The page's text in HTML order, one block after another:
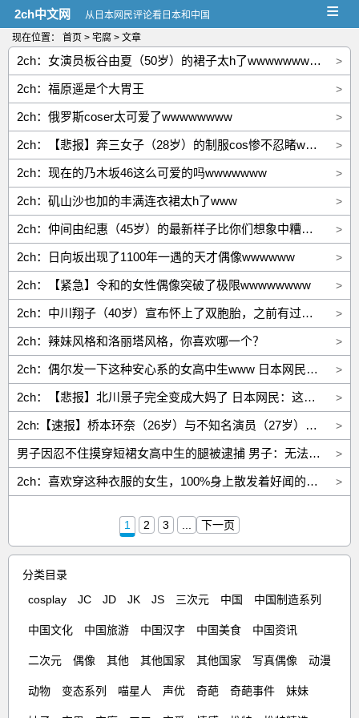
2ch中文网 从日本网民评论看日本和中国 ≡
现在位置： 首页 > 宅腐 > 文章
>
2ch：女演员板谷由夏（50岁）的裙子太h了wwwwwwwww
>
2ch：福原遥是个大胃王
>
2ch：俄罗斯coser太可爱了wwwwwwww
>
2ch：【悲报】奔三女子（28岁）的制服cos惨不忍睹wwww
>
2ch：现在的乃木坂46这么可爱的吗wwwwwww
>
2ch：矶山沙也加的丰满连衣裙太h了www
>
2ch：仲间由纪惠（45岁）的最新样子比你们想象中糟糕100倍
>
2ch：日向坂出现了1100年一遇的天才偶像wwwwww
>
2ch：【紧急】令和的女性偶像突破了极限wwwwwwww
>
2ch：中川翔子（40岁）宣布怀上了双胞胎，之前有过两次悲伤的经历
>
2ch：辣妹风格和洛丽塔风格，你喜欢哪一个？
>
2ch：偶尔发一下这种安心系的女高中生www 日本网民：今日最心动
>
2ch：【悲报】北川景子完全变成大妈了 日本网民：这样更h
>
2ch:【速报】桥本环奈（26岁）与不知名演员（27岁）即将结婚
>
男子因忍不住摸穿短裙女高中生的腿被逮捕 男子：无法抑制触摸的欲望【2ch】
>
2ch：喜欢穿这种衣服的女生，100%身上散发着好闻的味道
1 2 3 下一页
分类目录
cosplay
JC JD JK JS 三次元 中国 中国制造系列
中国文化 中国旅游 中国汉字 中国美食 中国资讯
二次元 偶像 其他 其他国家 其他国家 写真偶像 动漫
动物 变态系列 喵星人 声优 奇葩 奇葩事件 妹妹